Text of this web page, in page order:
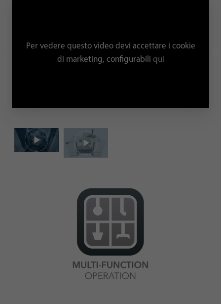
Per vedere questo video devi accettare i cookie
di marketing, configurabili qui
qui